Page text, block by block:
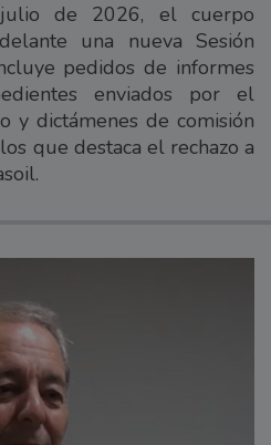
de 2026, el cuerpo
una nueva Sesión
pedidos de informes
enviados por el
y dictámenes de comisión
que destaca el rechazo a